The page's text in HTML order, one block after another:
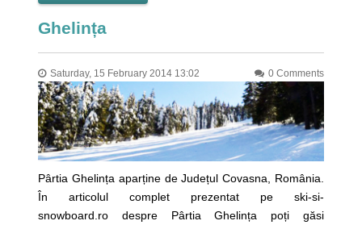
Ghelința
Saturday, 15 February 2014 13:02 0 Comments
Pârtia Ghelința aparține de Județul Covasna, România.
În articolul complet prezentat pe ski-si-
snowboard.ro despre Pârtia Ghelința poți găsi